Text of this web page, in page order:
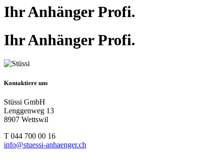
Ihr Anhänger Profi.
Ihr Anhänger Profi.
Kontaktiere uns
Stüssi GmbH
Lenggenweg 13
8907 Wettswil
T 044 700 00 16
info@stuessi-anhaenger.ch